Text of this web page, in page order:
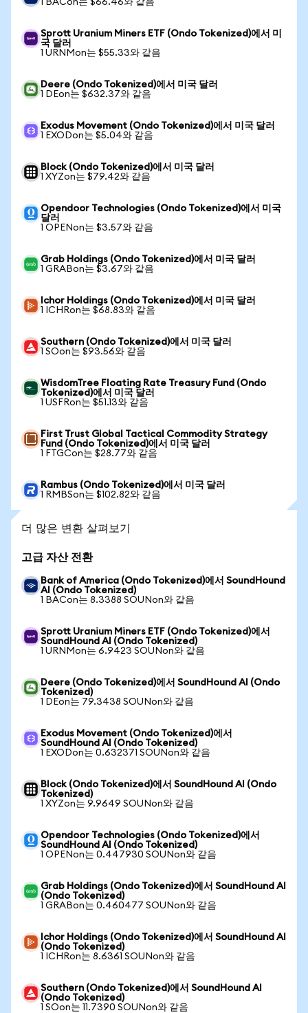
1 BACon는 $66.46와 같음
Sprott Uranium Miners ETF (Ondo Tokenized)에서 미
국 달러
1 URNMon는 $55.33와 같음
Deere (Ondo Tokenized)에서 미국 달러
1 DEon는 $632.37와 같음
Exodus Movement (Ondo Tokenized)에서 미국 달러
1 EXODon는 $5.04와 같음
Block (Ondo Tokenized)에서 미국 달러
1 XYZon는 $79.42와 같음
Opendoor Technologies (Ondo Tokenized)에서 미국
달러
1 OPENon는 $3.57와 같음
Grab Holdings (Ondo Tokenized)에서 미국 달러
1 GRABon는 $3.67와 같음
Ichor Holdings (Ondo Tokenized)에서 미국 달러
1 ICHRon는 $68.83와 같음
Southern (Ondo Tokenized)에서 미국 달러
1 SOon는 $93.56와 같음
WisdomTree Floating Rate Treasury Fund (Ondo
Tokenized)에서 미국 달러
1 USFRon는 $51.13와 같음
First Trust Global Tactical Commodity Strategy
Fund (Ondo Tokenized)에서 미국 달러
1 FTGCon는 $28.77와 같음
Rambus (Ondo Tokenized)에서 미국 달러
1 RMBSon는 $102.82와 같음
더 많은 변환 살펴보기
고급 자산 전환
Bank of America (Ondo Tokenized)에서 SoundHound
AI (Ondo Tokenized)
1 BACon는 8.3388 SOUNon와 같음
Sprott Uranium Miners ETF (Ondo Tokenized)에서
SoundHound AI (Ondo Tokenized)
1 URNMon는 6.9423 SOUNon와 같음
Deere (Ondo Tokenized)에서 SoundHound AI (Ondo
Tokenized)
1 DEon는 79.3438 SOUNon와 같음
Exodus Movement (Ondo Tokenized)에서
SoundHound AI (Ondo Tokenized)
1 EXODon는 0.632371 SOUNon와 같음
Block (Ondo Tokenized)에서 SoundHound AI (Ondo
Tokenized)
1 XYZon는 9.9649 SOUNon와 같음
Opendoor Technologies (Ondo Tokenized)에서
SoundHound AI (Ondo Tokenized)
1 OPENon는 0.447930 SOUNon와 같음
Grab Holdings (Ondo Tokenized)에서 SoundHound AI
(Ondo Tokenized)
1 GRABon는 0.460477 SOUNon와 같음
Ichor Holdings (Ondo Tokenized)에서 SoundHound AI
(Ondo Tokenized)
1 ICHRon는 8.6361 SOUNon와 같음
Southern (Ondo Tokenized)에서 SoundHound AI
(Ondo Tokenized)
1 SOon는 11.7390 SOUNon와 같음